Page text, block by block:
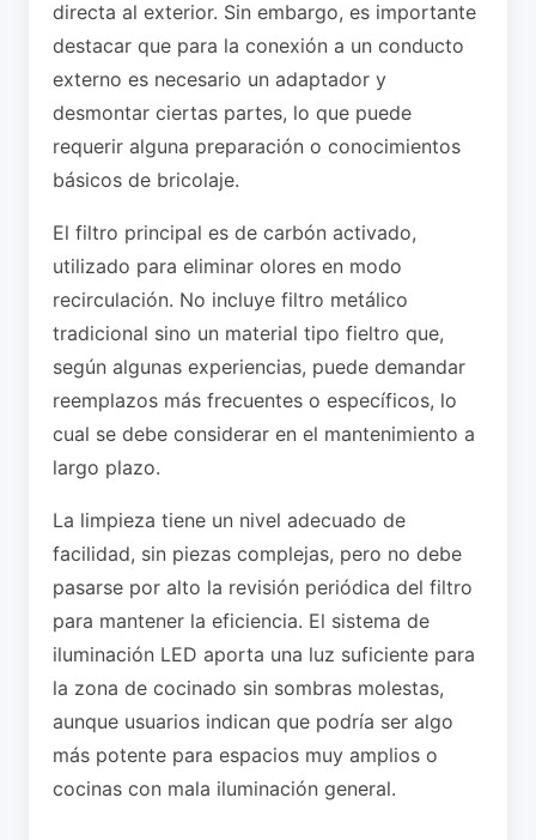
directa al exterior. Sin embargo, es importante
destacar que para la conexión a un conducto
externo es necesario un adaptador y
desmontar ciertas partes, lo que puede
requerir alguna preparación o conocimientos
básicos de bricolaje.
El filtro principal es de carbón activado,
utilizado para eliminar olores en modo
recirculación. No incluye filtro metálico
tradicional sino un material tipo fieltro que,
según algunas experiencias, puede demandar
reemplazos más frecuentes o específicos, lo
cual se debe considerar en el mantenimiento a
largo plazo.
La limpieza tiene un nivel adecuado de
facilidad, sin piezas complejas, pero no debe
pasarse por alto la revisión periódica del filtro
para mantener la eficiencia. El sistema de
iluminación LED aporta una luz suficiente para
la zona de cocinado sin sombras molestas,
aunque usuarios indican que podría ser algo
más potente para espacios muy amplios o
cocinas con mala iluminación general.